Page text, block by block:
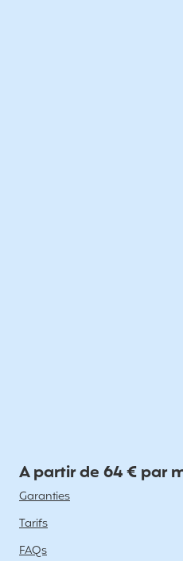
A partir de 64 € par
Garanties
Tarifs
FAQs